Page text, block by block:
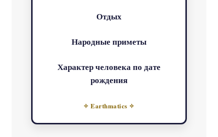
Отдых
Народные приметы
Характер человека по дате
рождения
✧ Earthmatics ✧